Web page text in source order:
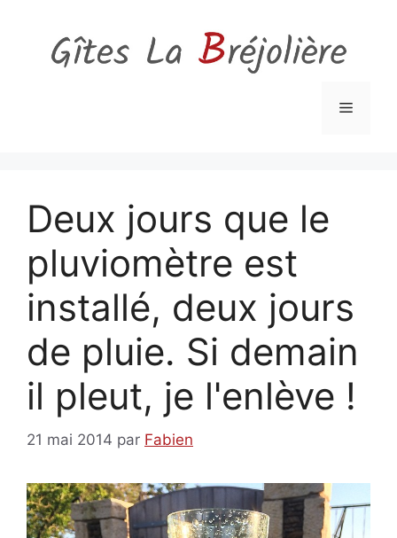
contenu
Menu
Deux jours que le
pluviomètre est
installé, deux jours
de pluie. Si demain
il pleut, je l'enlève !
21 mai 2014 par Fabien